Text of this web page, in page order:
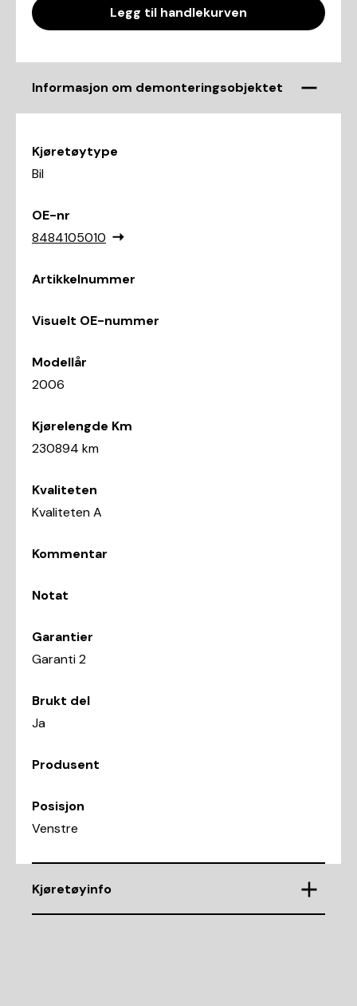
Legg til handlekurven
Informasjon om demonteringsobjektet
Kjøretøytype
Bil
OE-nr
8484105010
Artikkelnummer
Visuelt OE-nummer
Modellår
2006
Kjørelengde Km
230894 km
Kvaliteten
Kvaliteten A
Kommentar
Notat
Garantier
Garanti 2
Brukt del
Ja
Produsent
Posisjon
Venstre
Kjøretøyinfo